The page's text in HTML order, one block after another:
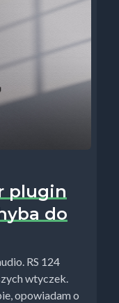
plugin
do
RS 124
wtyczek.
opowiadam o